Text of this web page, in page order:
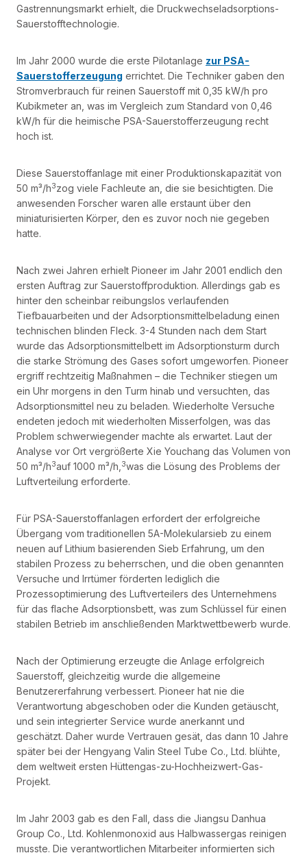
Gastrennungsmarkt erhielt, die Druckwechseladsorptions-
Sauerstofftechnologie.
Im Jahr 2000 wurde die erste Pilotanlage zur PSA-
Sauerstofferzeugung errichtet. Die Techniker gaben den
Stromverbrauch für reinen Sauerstoff mit 0,35 kW/h pro
Kubikmeter an, was im Vergleich zum Standard von 0,46
kW/h für die heimische PSA-Sauerstofferzeugung recht
hoch ist.
Diese Sauerstoffanlage mit einer Produktionskapazität von
50 m³/h3zog viele Fachleute an, die sie besichtigten. Die
anwesenden Forscher waren alle erstaunt über den
miniaturisierten Körper, den es zuvor noch nie gegeben
hatte.
Nach zwei Jahren erhielt Pioneer im Jahr 2001 endlich den
ersten Auftrag zur Sauerstoffproduktion. Allerdings gab es
hinter den scheinbar reibungslos verlaufenden
Tiefbauarbeiten und der Adsorptionsmittelbeladung einen
technischen blinden Fleck. 3-4 Stunden nach dem Start
wurde das Adsorptionsmittelbett im Adsorptionsturm durch
die starke Strömung des Gases sofort umgeworfen. Pioneer
ergriff rechtzeitig Maßnahmen – die Techniker stiegen um
ein Uhr morgens in den Turm hinab und versuchten, das
Adsorptionsmittel neu zu beladen. Wiederholte Versuche
endeten jedoch mit wiederholten Misserfolgen, was das
Problem schwerwiegender machte als erwartet. Laut der
Analyse vor Ort vergrößerte Xie Youchang das Volumen von
50 m³/h3auf 1000 m³/h, 3was die Lösung des Problems der
Luftverteilung erforderte.
Für PSA-Sauerstoffanlagen erfordert der erfolgreiche
Übergang vom traditionellen 5A-Molekularsieb zu einem
neuen auf Lithium basierenden Sieb Erfahrung, um den
stabilen Prozess zu beherrschen, und die oben genannten
Versuche und Irrtümer förderten lediglich die
Prozessoptimierung des Luftverteilers des Unternehmens
für das flache Adsorptionsbett, was zum Schlüssel für einen
stabilen Betrieb im anschließenden Marktwettbewerb wurde.
Nach der Optimierung erzeugte die Anlage erfolgreich
Sauerstoff, gleichzeitig wurde die allgemeine
Benutzererfahrung verbessert. Pioneer hat nie die
Verantwortung abgeschoben oder die Kunden getäuscht,
und sein integrierter Service wurde anerkannt und
geschätzt. Daher wurde Vertrauen gesät, das dann 10 Jahre
später bei der Hengyang Valin Steel Tube Co., Ltd. blühte,
dem weltweit ersten Hüttengas-zu-Hochheizwert-Gas-
Projekt.
Im Jahr 2003 gab es den Fall, dass die Jiangsu Danhua
Group Co., Ltd. Kohlenmonoxid aus Halbwassergas reinigen
musste. Die verantwortlichen Mitarbeiter informierten sich